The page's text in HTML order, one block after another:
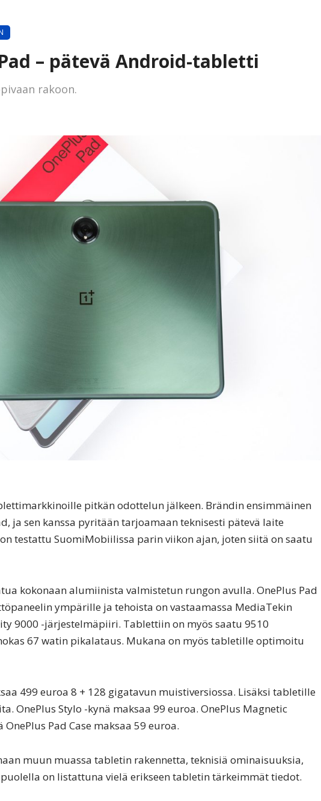
– pätevä Android-tabletti
rakoon.
pitkän odottelun jälkeen. Brändin ensimmäinen
ja sen kanssa pyritään tarjoamaan teknisesti pätevä laite
testattu SuomiMobiilissa parin viikon ajan, joten siitä on saatu
kokonaan alumiinista valmistetun rungon avulla. OnePlus Pad
ympärille ja tehoista on vastaamassa MediaTekin
9000 -järjestelmäpiiri. Tablettiin on myös saatu 9510
67 watin pikalataus. Mukana on myös tabletille optimoitu
499 euroa 8 + 128 gigatavun muistiversiossa. Lisäksi tabletille
OnePlus Stylo -kynä maksaa 99 euroa. OnePlus Magnetic
Pad Case maksaa 59 euroa.
muun muassa tabletin rakennetta, teknisiä ominaisuuksia,
on listattuna vielä erikseen tabletin tärkeimmät tiedot.